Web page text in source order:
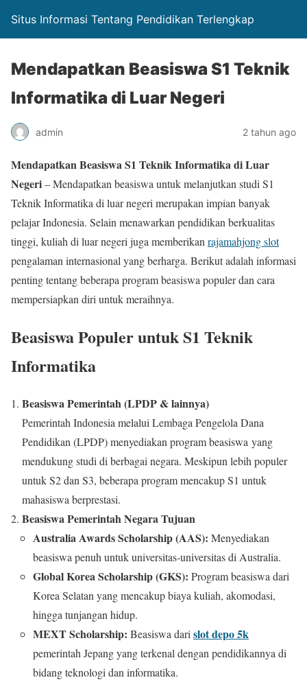
Situs Informasi Tentang Pendidikan Terlengkap
Mendapatkan Beasiswa S1 Teknik
Informatika di Luar Negeri
admin 2 tahun ago
Mendapatkan Beasiswa S1 Teknik Informatika di Luar
Negeri– Mendapatkan beasiswa untuk melanjutkan studi S1
Teknik Informatika di luar negeri merupakan impian banyak
pelajar Indonesia. Selain menawarkan pendidikan berkualitas
tinggi, kuliah di luar negeri juga memberikan rajamahjong slot
pengalaman internasional yang berharga. Berikut adalah informasi
penting tentang beberapa program beasiswa populer dan cara
mempersiapkan diri untuk meraihnya.
Beasiswa Populer untuk S1 Teknik
Informatika
Beasiswa Pemerintah (LPDP & lainnya)
Pemerintah Indonesia melalui Lembaga Pengelola Dana
Pendidikan (LPDP) menyediakan program beasiswa yang
mendukung studi di berbagai negara. Meskipun lebih populer
untuk S2 dan S3, beberapa program mencakup S1 untuk
mahasiswa berprestasi.
Beasiswa Pemerintah Negara Tujuan
Australia Awards Scholarship (AAS): Menyediakan
beasiswa penuh untuk universitas-universitas di Australia.
Global Korea Scholarship (GKS): Program beasiswa dari
Korea Selatan yang mencakup biaya kuliah, akomodasi,
hingga tunjangan hidup.
MEXT Scholarship: Beasiswa dari slot depo 5k
pemerintah Jepang yang terkenal dengan pendidikannya di
bidang teknologi dan informatika.